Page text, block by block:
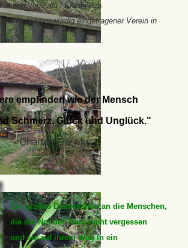
in den Vogesen / Frankreich
förderungswürdig eingetragener Verein in
empfinden wie der Mensch
Schmerz, Glück und Unglück."
- Charles Darwin -
Ein großes Dankeschön an die Menschen,
die die Not der Tiere nicht vergessen
und sie auf ihrem Weg in ein